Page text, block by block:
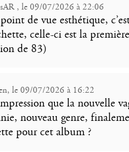
, le 09/07/2026 à 22:06
de vue esthétique,
celle-ci est la
de 83)
le 09/07/2026 à 16:22
que la nouvelle
nouveau genre,
pour cet album ?